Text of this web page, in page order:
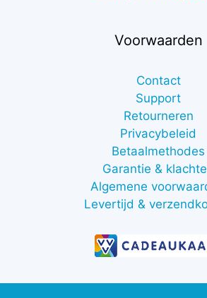
Voorwaarden
Contact
Support
Retourneren
Privacybeleid
Betaalmethodes
Garantie &
Algemene
Levertijd &